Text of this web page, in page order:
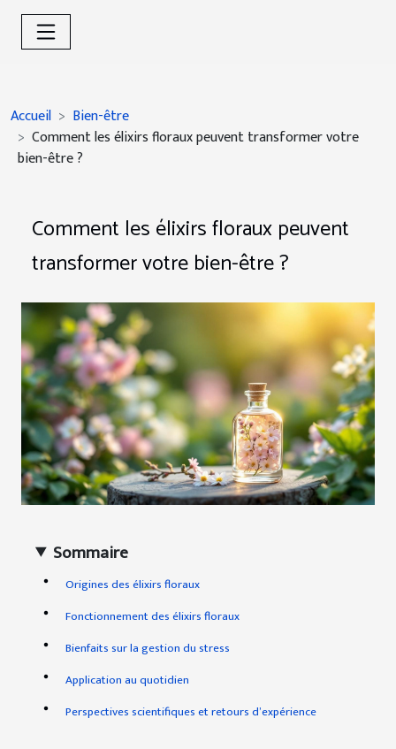
Accueil
Bien-être
Comment les élixirs floraux peuvent transformer votre
bien-être ?
Comment les élixirs floraux peuvent
transformer votre bien-être ?
Sommaire
Origines des élixirs floraux
Fonctionnement des élixirs floraux
Bienfaits sur la gestion du stress
Application au quotidien
Perspectives scientifiques et retours d’expérience